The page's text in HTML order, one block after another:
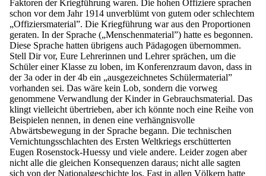
Faktoren der Kriegführung waren. Die hohen Offiziere sprachen
schon vor dem Jahr 1914 unverblümt von gutem oder schlechtem
„Offiziersmaterial”. Die Kriegführung war aus den Proportionen
geraten. In der Sprache („Menschenmaterial”) hatte es begonnen.
Diese Sprache hatten übrigens auch Pädagogen übernommen.
Stell Dir vor, Eure Lehrerinnen und Lehrer sprächen, um die
Schüler einer Klasse zu loben, im Konferenzraum davon, dass in
der 3a oder in der 4b ein „ausgezeichnetes Schülermaterial”
vorhanden sei. Das wäre kein Lob, sondern die vorweg
genommene Verwandlung der Kinder in Gebrauchsmaterial. Das
klingt vielleicht übertrieben, aber ich könnte noch eine Reihe von
Beispielen nennen, in denen eine verhängnisvolle
Abwärtsbewegung in der Sprache begann. Die technischen
Vernichtungsschlachten des Ersten Weltkriegs erschütterten
Eugen Rosenstock-Huessy und viele andere. Leider zogen aber
nicht alle die gleichen Konsequenzen daraus; nicht alle sagten
sich von der Nationalgeschichte los. Fast in allen Völkern hatte